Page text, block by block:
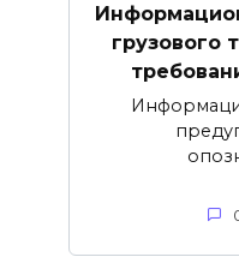
грузового